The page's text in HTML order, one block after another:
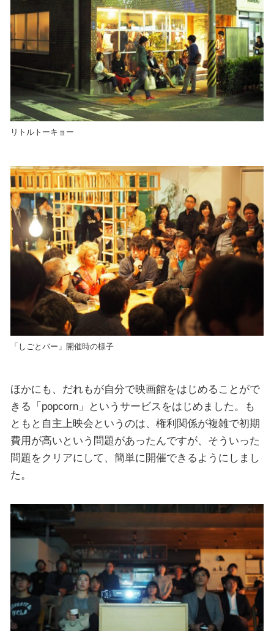
リトルトーキョー
「しごとバー」開催時の様子
ほかにも、だれもが自分で映画館をはじめることがで
きる「popcorn」というサービスをはじめました。も
ともと自主上映会というのは、権利関係が複雑で初期
費用が高いという問題があったんですが、そういった
問題をクリアにして、簡単に開催できるようにしまし
た。